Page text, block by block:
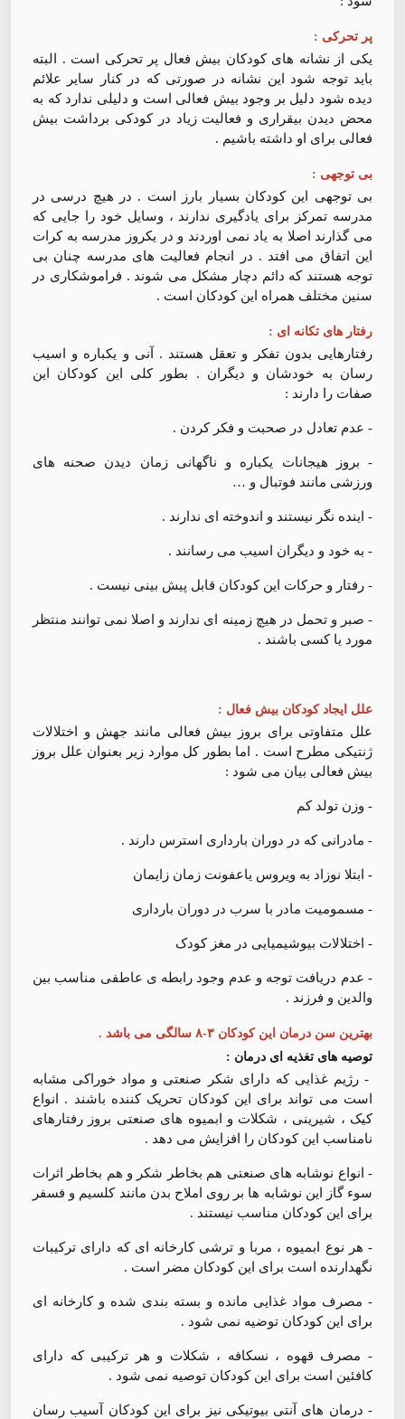
پر تحرکی :
یکی از نشانه های کودکان بیش فعال پر تحرکی است . البته
باید توجه شود این نشانه در صورتی که در کنار سایر علائم
دیده شود دلیل بر وجود بیش فعالی است و دلیلی ندارد که به
محض دیدن بیقراری و فعالیت زیاد در کودکی برداشت بیش
فعالی برای او داشته باشیم .
بی توجهی :
بی توجهی این کودکان بسیار بارز است . در هیچ درسی در
مدرسه تمرکز برای یادگیری ندارند ، وسایل خود را جایی که
می گذارند اصلا به یاد نمی اوردند و در یکروز مدرسه به کرات
این اتفاق می افتد . در انجام فعالیت های مدرسه چنان بی
توجه هستند که دائم دچار مشکل می شوند . فراموشکاری در
سنین مختلف همراه این کودکان است ‌.
رفتار های تکانه ای :
رفتارهایی بدون تفکر و تعقل هستند . آنی و یکباره و اسیب
رسان به خودشان و دیگران . بطور کلی این کودکان این
صفات را دارند :
- عدم تعادل در صحبت و فکر کردن .
- بروز هیجانات یکباره و ناگهانی زمان دیدن صحنه های
ورزشی مانند فوتبال و …
- اینده نگر نیستند و اندوخته ای ندارند .
- به خود و دیگران اسیب می رسانند .
- رفتار و حرکات این کودکان قابل پیش بینی نیست .
- صبر و تحمل در هیچ زمینه ای ندارند و اصلا نمی توانند منتظر
مورد یا کسی باشند .
علل ایجاد کودکان بیش فعال :
علل متفاوتی برای بروز بیش فعالی مانند جهش و اختلالات
ژنتیکی مطرح است . اما بطور کل موارد زیر بعنوان علل بروز
بیش فعالی بیان می شود :
- وزن تولد کم
- مادرانی که در دوران بارداری استرس دارند .
- ابتلا نوزاد به ویروس یاعفونت زمان زایمان
- مسمومیت مادر با سرب در دوران بارداری
- اختلالات بیوشیمیایی در مغز کودک
- عدم دریافت توجه و عدم وجود رابطه ی عاطفی مناسب بین
والدین و فرزند .
بهترین سن درمان این کودکان ۳-۸ سالگی می باشد .
توصیه های تغذیه ای درمان :
- رژیم غذایی که دارای شکر صنعتی و مواد خوراکی مشابه
است می تواند برای این کودکان تحریک کننده باشند . انواع
کیک ، شیرینی ، شکلات و ابمیوه های صنعتی بروز رفتارهای
نامناسب این کودکان را افزایش می دهد .
- انواع نوشابه های صنعتی هم بخاطر شکر و هم بخاطر اثرات
سوء گاز این نوشابه ها بر روی املاح بدن مانند کلسیم و فسفر
برای این کودکان مناسب نیستند .
- هر نوع ابمیوه ، مربا و ترشی کارخانه ای که دارای ترکیبات
نگهدارنده است برای این کودکان مضر است .
- مصرف مواد غذایی مانده و بسته بندی شده و کارخانه ای
برای این کودکان توضیه نمی شود .
- مصرف قهوه ، نسکافه ، شکلات و هر ترکیبی که دارای
کافئین است برای این کودکان توصیه نمی شود .
- درمان های آنتی بیوتیکی نیز برای این کودکان آسیب رسان